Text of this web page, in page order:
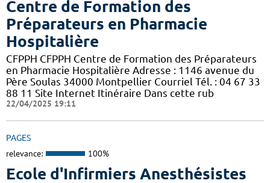
Centre de Formation des
Préparateurs en Pharmacie
Hospitalière
CFPPH CFPPH Centre de Formation des Préparateurs
en Pharmacie Hospitalière Adresse : 1146 avenue du
Père Soulas 34000 Montpellier Courriel Tél. : 04 67 33
88 11 Site Internet Itinéraire Dans cette rub
22/04/2025 19:11
PAGES
relevance: 100%
Ecole d'Infirmiers Anesthésistes